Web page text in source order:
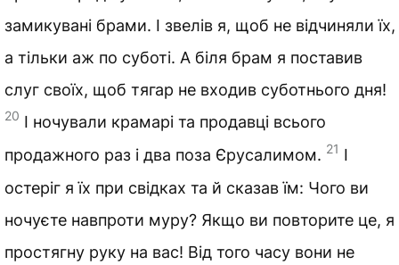
замикувані брами. І звелів я, щоб не відчиняли їх,
а тільки аж по суботі. А біля брам я поставив
слуг своїх, щоб тягар не входив суботнього дня!
20 І ночували крамарі та продавці всього
продажного раз і два поза Єрусалимом. 21 І
остеріг я їх при свідках та й сказав їм: Чого ви
ночуєте навпроти муру? Якщо ви повторите це, я
простягну руку на вас! Від того часу вони не